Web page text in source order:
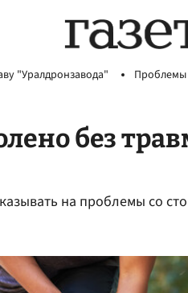
"Уралдронзавода" Проблемы
без
на проблемы со